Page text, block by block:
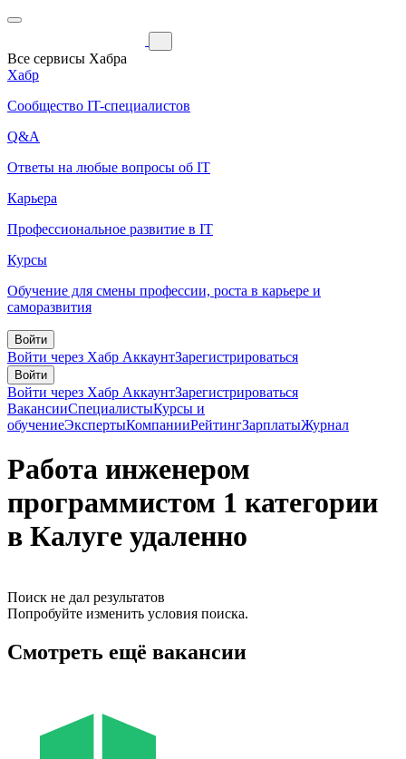
Все сервисы Хабра
Хабр
Сообщество IT-специалистов
Q&A
Ответы на любые вопросы об IT
Карьера
Профессиональное развитие в IT
Курсы
Обучение для смены профессии, роста в карьере и
саморазвития
Войти
Войти через Хабр АккаунтЗарегистрироваться
Войти
Войти через Хабр АккаунтЗарегистрироваться
ВакансииСпециалистыКурсы и
обучениеЭкспертыКомпанииРейтингЗарплатыЖурнал
Работа инженером
программистом 1 категории
в Калуге удаленно
Поиск не дал результатов
Попробуйте изменить условия поиска.
Смотреть ещё вакансии